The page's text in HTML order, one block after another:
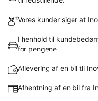
Vores kunder siger at
I henhold til
for pengene
Aflevering af en bil til
Afhentning af en bil fra